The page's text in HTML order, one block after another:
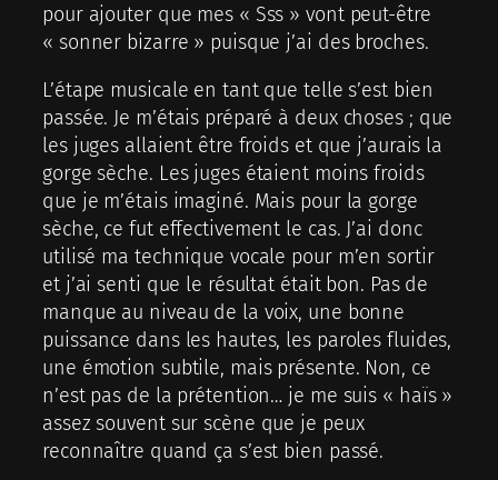
pour ajouter que mes « Sss » vont peut-être
« sonner bizarre » puisque j’ai des broches.
L’étape musicale en tant que telle s’est bien
passée. Je m’étais préparé à deux choses ; que
les juges allaient être froids et que j’aurais la
gorge sèche. Les juges étaient moins froids
que je m’étais imaginé. Mais pour la gorge
sèche, ce fut effectivement le cas. J’ai donc
utilisé ma technique vocale pour m’en sortir
et j’ai senti que le résultat était bon. Pas de
manque au niveau de la voix, une bonne
puissance dans les hautes, les paroles fluides,
une émotion subtile, mais présente. Non, ce
n’est pas de la prétention… je me suis « haïs »
assez souvent sur scène que je peux
reconnaître quand ça s’est bien passé.